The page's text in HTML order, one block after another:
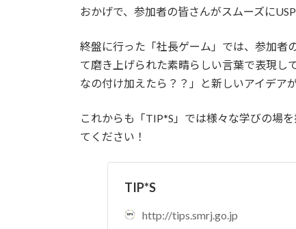
おかげで、参加者の皆さんがスムーズに
終盤に行った「社長ゲーム」では、参加者
て磨き上げられた素晴らしい言葉で表現し
なの付け加えたら？？」と新しいアイデア
これからも「TIP*S」では様々な学びの場
てください！
TIP*S
http://tips.smrj.go.jp